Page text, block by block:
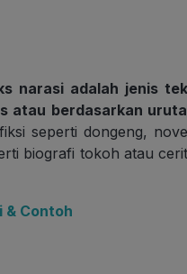
narasi adalah jenis
atau berdasarkan
seperti dongeng,
biografi tokoh atau
& Contoh